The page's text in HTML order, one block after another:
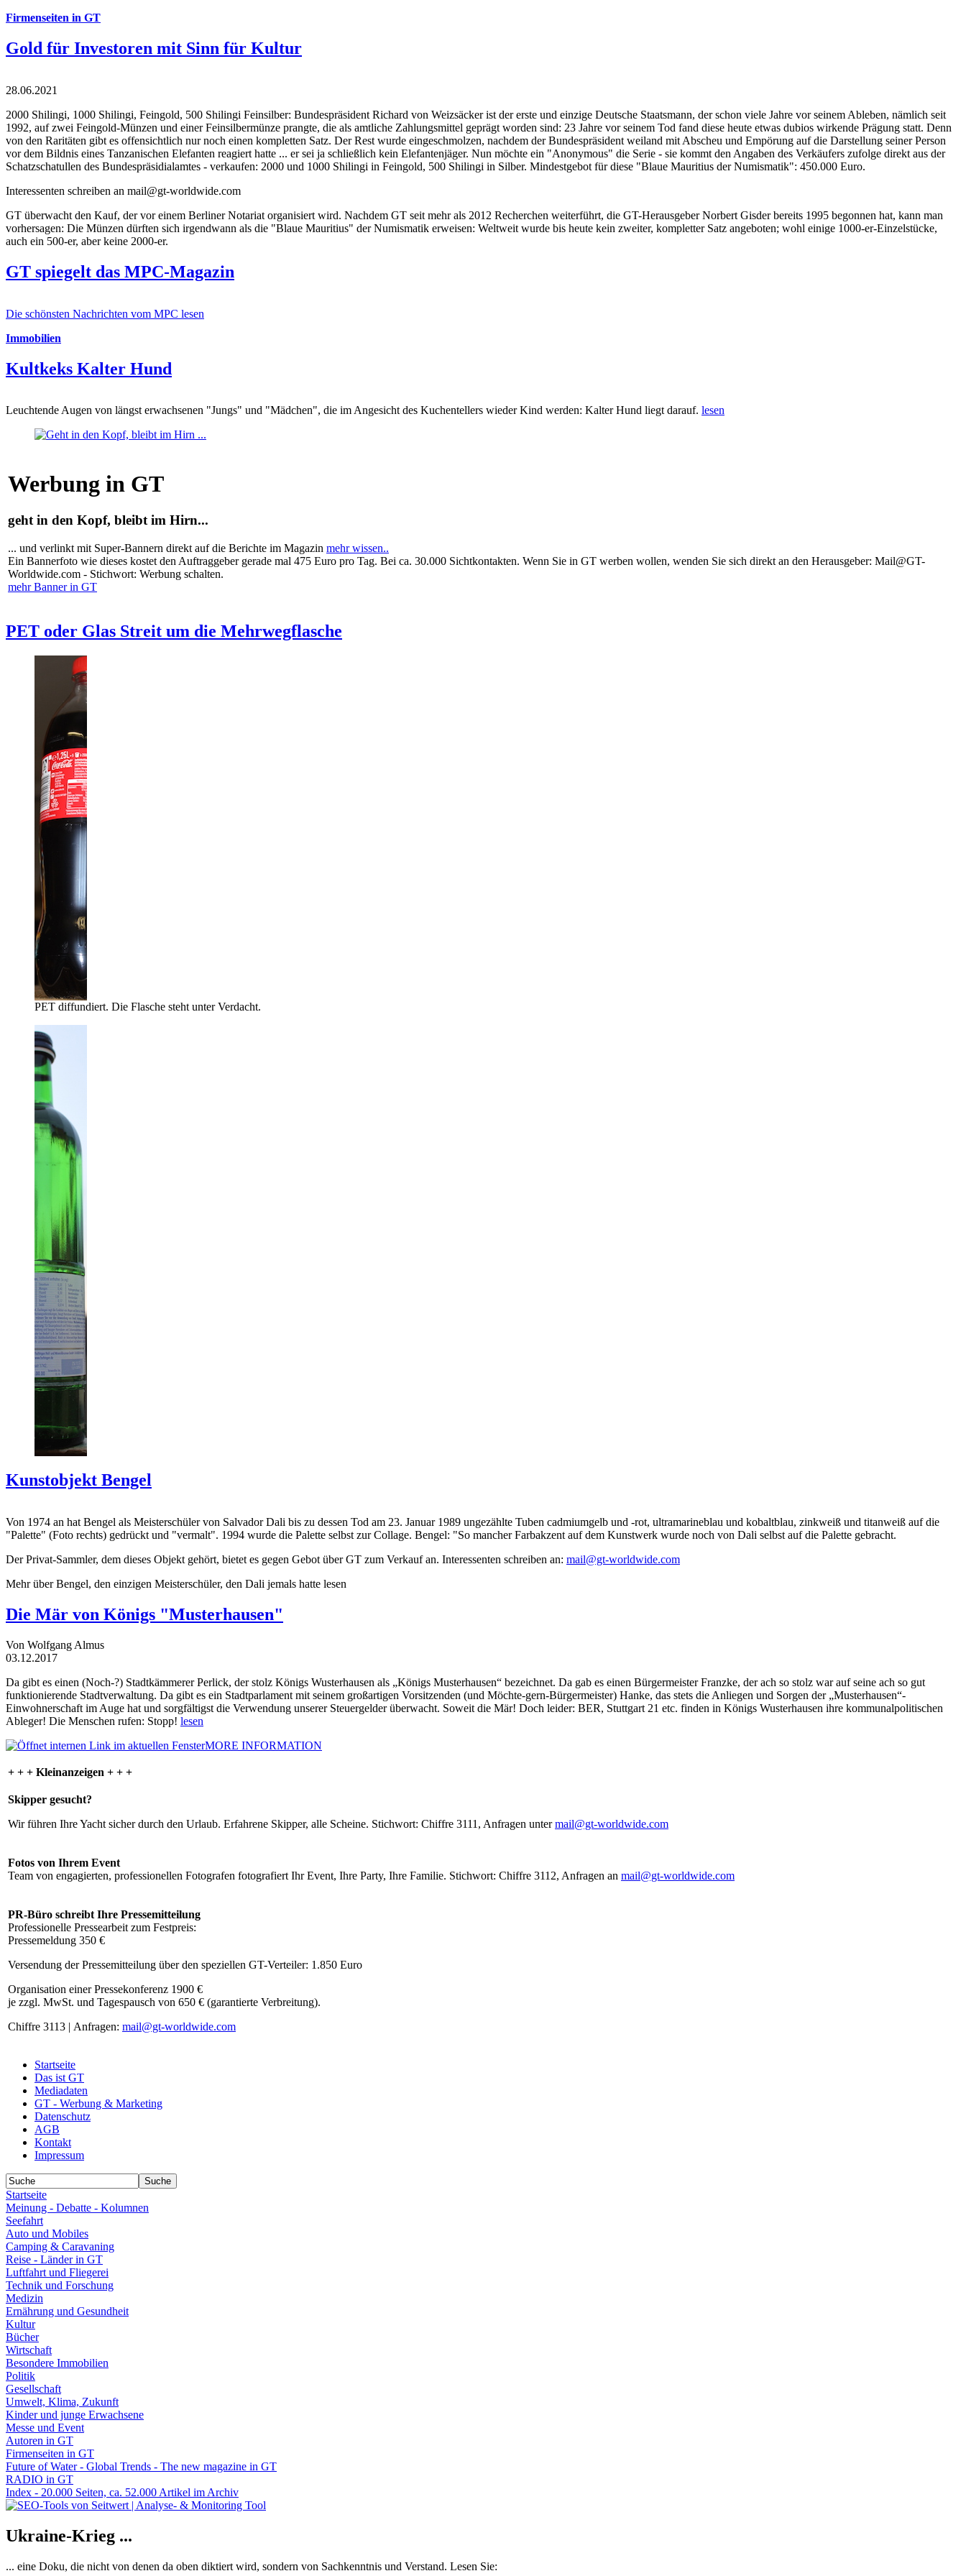
Firmenseiten in GT
Gold für Investoren mit Sinn für Kultur
28.06.2021
2000 Shilingi, 1000 Shilingi, Feingold, 500 Shilingi Feinsilber: Bundespräsident Richard von Weizsäcker ist der erste und einzige Deutsche Staatsmann, der schon viele Jahre vor seinem Ableben, nämlich seit
1992, auf zwei Feingold-Münzen und einer Feinsilbermünze prangte, die als amtliche Zahlungsmittel geprägt worden sind: 23 Jahre vor seinem Tod fand diese heute etwas dubios wirkende Prägung statt. Denn
von den Raritäten gibt es offensichtlich nur noch einen kompletten Satz. Der Rest wurde eingeschmolzen, nachdem der Bundespräsident weiland mit Abscheu und Empörung auf die Darstellung seiner Person
vor dem Bildnis eines Tanzanischen Elefanten reagiert hatte ... er sei ja schließlich kein Elefantenjäger. Nun möchte ein "Anonymous" die Serie - sie kommt den Angaben des Verkäufers zufolge direkt aus der
Schatzschatullen des Bundespräsidialamtes - verkaufen: 2000 und 1000 Shilingi in Feingold, 500 Shilingi in Silber. Mindestgebot für diese "Blaue Mauritius der Numismatik": 450.000 Euro.
Interessenten schreiben an mail@gt-worldwide.com
GT überwacht den Kauf, der vor einem Berliner Notariat organisiert wird. Nachdem GT seit mehr als 2012 Recherchen weiterführt, die GT-Herausgeber Norbert Gisder bereits 1995 begonnen hat, kann man
vorhersagen: Die Münzen dürften sich irgendwann als die "Blaue Mauritius" der Numismatik erweisen: Weltweit wurde bis heute kein zweiter, kompletter Satz angeboten; wohl einige 1000-er-Einzelstücke,
auch ein 500-er, aber keine 2000-er.
GT spiegelt das MPC-Magazin
Die schönsten Nachrichten vom MPC lesen
Immobilien
Kultkeks Kalter Hund
Leuchtende Augen von längst erwachsenen "Jungs" und "Mädchen", die im Angesicht des Kuchentellers wieder Kind werden: Kalter Hund liegt darauf. lesen
Werbung in GT
geht in den Kopf, bleibt im Hirn...
... und verlinkt mit Super-Bannern direkt auf die Berichte im Magazin mehr wissen..
Ein Bannerfoto wie dieses kostet den Auftraggeber gerade mal 475 Euro pro Tag. Bei ca. 30.000 Sichtkontakten. Wenn Sie in GT werben wollen, wenden Sie sich direkt an den Herausgeber: Mail@GT-
Worldwide.com - Stichwort: Werbung schalten.
mehr Banner in GT
PET oder Glas Streit um die Mehrwegflasche
PET diffundiert. Die Flasche steht unter Verdacht.
Kunstobjekt Bengel
Von 1974 an hat Bengel als Meisterschüler von Salvador Dali bis zu dessen Tod am 23. Januar 1989 ungezählte Tuben cadmiumgelb und -rot, ultramarineblau und kobaltblau, zinkweiß und titanweiß auf die
"Palette" (Foto rechts) gedrückt und "vermalt". 1994 wurde die Palette selbst zur Collage. Bengel: "So mancher Farbakzent auf dem Kunstwerk wurde noch von Dali selbst auf die Palette gebracht.
Der Privat-Sammler, dem dieses Objekt gehört, bietet es gegen Gebot über GT zum Verkauf an. Interessenten schreiben an: mail@gt-worldwide.com
Mehr über Bengel, den einzigen Meisterschüler, den Dali jemals hatte lesen
Die Mär von Königs "Musterhausen"
Von Wolfgang Almus
03.12.2017
Da gibt es einen (Noch-?) Stadtkämmerer Perlick, der stolz Königs Wusterhausen als „Königs Musterhausen“ bezeichnet. Da gab es einen Bürgermeister Franzke, der ach so stolz war auf seine ach so gut
funktionierende Stadtverwaltung. Da gibt es ein Stadtparlament mit seinem großartigen Vorsitzenden (und Möchte-gern-Bürgermeister) Hanke, das stets die Anliegen und Sorgen der „Musterhausen“-
Einwohnerschaft im Auge hat und sorgfältigst die Verwendung unserer Steuergelder überwacht. Soweit die Mär! Doch leider: BER, Stuttgart 21 etc. finden in Königs Wusterhausen ihre kommunalpolitischen
Ableger! Die Menschen rufen: Stopp! lesen
MORE INFORMATION
+ + + Kleinanzeigen + + +
Skipper gesucht?
Wir führen Ihre Yacht sicher durch den Urlaub. Erfahrene Skipper, alle Scheine. Stichwort: Chiffre 3111, Anfragen untermail@gt-worldwide.com
Fotos von Ihrem Event
Team von engagierten, professionellen Fotografen fotografiert Ihr Event, Ihre Party, Ihre Familie. Stichwort: Chiffre 3112, Anfragen an mail@gt-worldwide.com
PR-Büro schreibt Ihre Pressemitteilung
Professionelle Pressearbeit zum Festpreis:
Pressemeldung 350 €
Versendung der Pressemitteilung über den speziellen GT-Verteiler: 1.850 Euro
Organisation einer Pressekonferenz 1900 €
je zzgl. MwSt. und Tagespausch von 650 € (garantierte Verbreitung).
Chiffre 3113 | Anfragen: mail@gt-worldwide.com
Startseite
Das ist GT
Mediadaten
GT - Werbung & Marketing
Datenschutz
AGB
Kontakt
Impressum
Startseite
Meinung - Debatte - Kolumnen
Seefahrt
Auto und Mobiles
Camping & Caravaning
Reise - Länder in GT
Luftfahrt und Fliegerei
Technik und Forschung
Medizin
Ernährung und Gesundheit
Kultur
Bücher
Wirtschaft
Besondere Immobilien
Politik
Gesellschaft
Umwelt, Klima, Zukunft
Kinder und junge Erwachsene
Messe und Event
Autoren in GT
Firmenseiten in GT
Future of Water - Global Trends - The new magazine in GT
RADIO in GT
Index - 20.000 Seiten, ca. 52.000 Artikel im Archiv
Ukraine-Krieg ...
... eine Doku, die nicht von denen da oben diktiert wird, sondern von Sachkenntnis und Verstand. Lesen Sie: